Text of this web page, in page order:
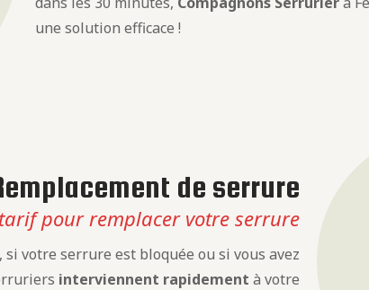
une solution efficace !
de serrure
pour remplacer votre serrure
votre serrure est bloquée ou si vous avez
interviennent rapidement à votre